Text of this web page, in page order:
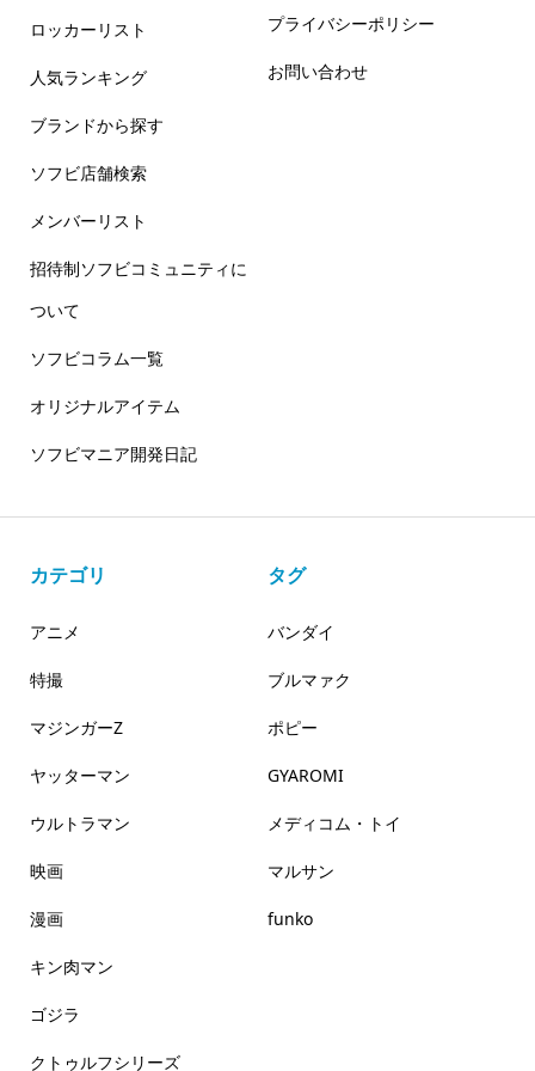
ロッカーリスト
人気ランキング
ブランドから探す
ソフビ店舗検索
メンバーリスト
招待制ソフビコミュニティに
ついて
ソフビコラム一覧
オリジナルアイテム
ソフビマニア開発日記
プライバシーポリシー
お問い合わせ
カテゴリ
アニメ
特撮
マジンガーZ
ヤッターマン
ウルトラマン
映画
漫画
キン肉マン
ゴジラ
クトゥルフシリーズ
タグ
バンダイ
ブルマァク
ポピー
GYAROMI
メディコム・トイ
マルサン
funko